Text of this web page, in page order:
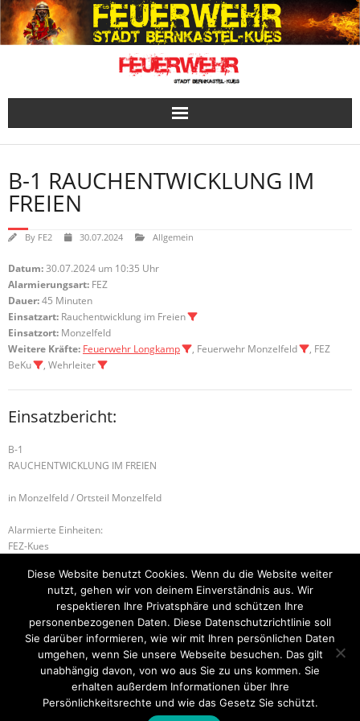
Skip
to
content
B-1 RAUCHENTWICKLUNG IM
FREIEN
By FE2 30.07.2024 Allgemein
Datum:30.07.2024 um 10:35 Uhr
Alarmierungsart: FEZ
Dauer:45 Minuten
Einsatzart: Rauchentwicklung im Freien
Einsatzort: Monzelfeld
Weitere Kräfte: Feuerwehr Longkamp , Feuerwehr Monzelfeld
, FEZ
BeKu
, Wehrleiter
Einsatzbericht:
B-1
RAUCHENTWICKLUNG IM FREIEN
in Monzelfeld / Ortsteil Monzelfeld
Alarmierte Einheiten:
FEZ-Kues
FF-Monzelfeld
B-2 RAUCHWARNMELDER H-1TIERRETTUNG
Startseite Einsätze Mitglied werden Über uns
Kontakt
Diese Website benutzt Cookies. Wenn du die Website weiter
nutzt, gehen wir von deinem Einverständnis aus. Wir
respektieren Ihre Privatsphäre und schützen Ihre
personenbezogenen Daten. Diese Datenschutzrichtlinie soll
Sie darüber informieren, wie wir mit Ihren persönlichen Daten
umgehen, wenn Sie unsere Webseite besuchen. Das gilt
unabhängig davon, von wo aus Sie zu uns kommen. Sie
erhalten außerdem Informationen über Ihre
Persönlichkeitsrechte und wie das Gesetz Sie schützt.